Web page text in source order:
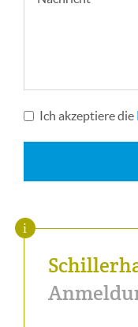
Ich akzeptiere die